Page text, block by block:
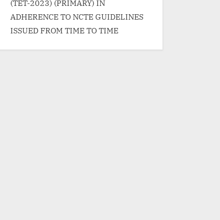
(TET-2023) (PRIMARY) IN
ADHERENCE TO NCTE GUIDELINES
ISSUED FROM TIME TO TIME